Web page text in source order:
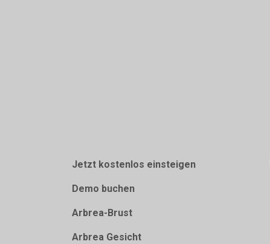
Jetzt kostenlos einsteigen
Demo buchen
Arbrea-Brust
Arbrea Gesicht